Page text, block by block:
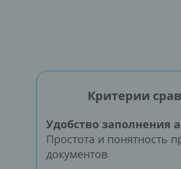
Критерии
Удобство заполнения
Простота и понятность
документов